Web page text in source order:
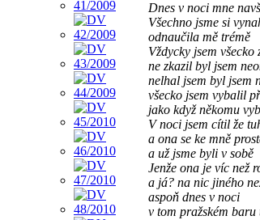
Dnes v noci mne
Všechno jsme si
odnaučila mě trémě
Vždycky jsem všecko
ne zkazil byl jsem
nelhal jsem byl jsem
všecko jsem vybalil
jako když někomu
V noci jsem cítil že
a ona se ke mně
a už jsme byli v sobě
Jenže ona je víc než
a já? na nic jiného
aspoň dnes v noci
v tom pražském baru